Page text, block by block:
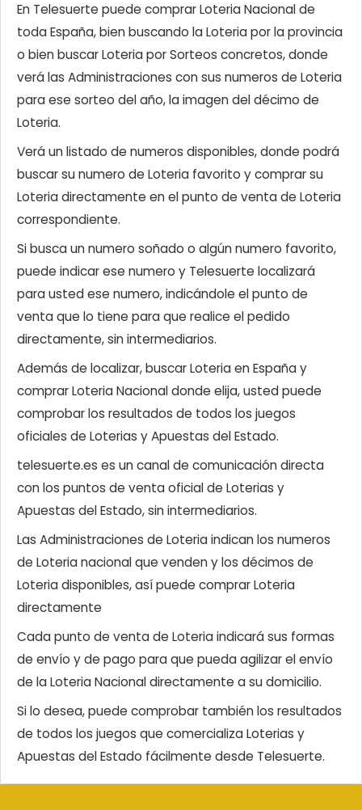
En Telesuerte puede comprar Loteria Nacional de
toda España, bien buscando la Loteria por la provincia
o bien buscar Loteria por Sorteos concretos, donde
verá las Administraciones con sus numeros de Loteria
para ese sorteo del año, la imagen del décimo de
Loteria.
Verá un listado de numeros disponibles, donde podrá
buscar su numero de Loteria favorito y comprar su
Loteria directamente en el punto de venta de Loteria
correspondiente.
Si busca un numero soñado o algún numero favorito,
puede indicar ese numero y Telesuerte localizará
para usted ese numero, indicándole el punto de
venta que lo tiene para que realice el pedido
directamente, sin intermediarios.
Además de localizar, buscar Loteria en España y
comprar Loteria Nacional donde elija, usted puede
comprobar los resultados de todos los juegos
oficiales de Loterias y Apuestas del Estado.
telesuerte.es es un canal de comunicación directa
con los puntos de venta oficial de Loterias y
Apuestas del Estado, sin intermediarios.
Las Administraciones de Loteria indican los numeros
de Loteria nacional que venden y los décimos de
Loteria disponibles, así puede comprar Loteria
directamente
Cada punto de venta de Loteria indicará sus formas
de envío y de pago para que pueda agilizar el envío
de la Loteria Nacional directamente a su domicilio.
Si lo desea, puede comprobar también los resultados
de todos los juegos que comercializa Loterias y
Apuestas del Estado fácilmente desde Telesuerte.